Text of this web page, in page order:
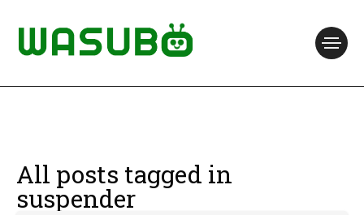
All posts tagged in
suspender